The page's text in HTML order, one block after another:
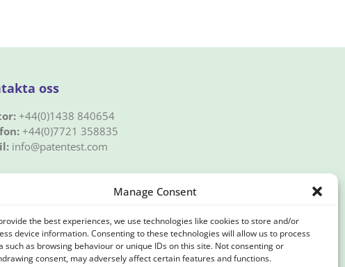
Manage Consent
the best experiences, we use technologies like cookies to store and/or
device information. Consenting to these technologies will allow us to process
such as browsing behaviour or unique IDs on this site. Not consenting or
consent, may adversely affect certain features and functions.
oss
+44(0)1438 840654
+44(0)7721 358835
info@patentest.com
14, 183 65 Täby